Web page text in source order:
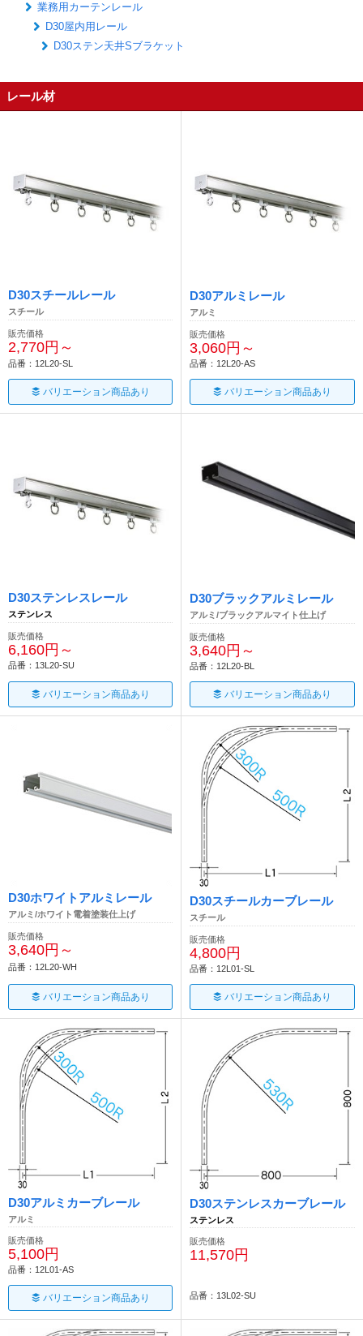
業務用カーテンレール
D30屋内用レール
D30ステン天井Sブラケット
レール材
D30スチールレール
スチール
販売価格
2,770円～
品番：12L20-SL
バリエーション商品あり
D30アルミレール
アルミ
販売価格
3,060円～
品番：12L20-AS
バリエーション商品あり
D30ステンレスレール
ステンレス
販売価格
6,160円～
品番：13L20-SU
バリエーション商品あり
D30ブラックアルミレール
アルミ/ブラックアルマイト仕上げ
販売価格
3,640円～
品番：12L20-BL
バリエーション商品あり
D30ホワイトアルミレール
アルミ/ホワイト電着塗装仕上げ
販売価格
3,640円～
品番：12L20-WH
バリエーション商品あり
D30スチールカーブレール
スチール
販売価格
4,800円
品番：12L01-SL
バリエーション商品あり
D30アルミカーブレール
アルミ
販売価格
5,100円
品番：12L01-AS
バリエーション商品あり
D30ステンレスカーブレール
ステンレス
販売価格
11,570円
品番：13L02-SU